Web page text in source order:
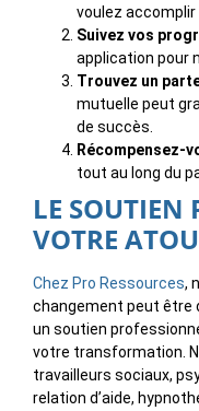
voulez accomplir
Suivez vos
application pour
Trouvez un
mutuelle peut
de succès.
Récompensez-
tout au long du
LE SOUTIEN
VOTRE
Chez Pro Ressources,
changement peut être
un soutien
votre transformation.
travailleurs sociaux,
relation d’aide,